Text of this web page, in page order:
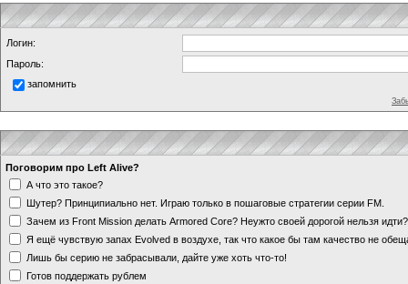
Логин:
Пароль:
запомнить
Поговорим про Left Alive?
А что это такое?
Шутер? Принципиально нет. Играю только в пошаговые стратегии серии FM.
Зачем из Front Mission делать Armored Core? Неужто своей дорогой нельзя
Я ещё чувствую запах Evolved в воздухе, так что какое бы там качество не
Лишь бы серию не забрасывали, дайте уже хоть что-то!
Готов поддержать рублем